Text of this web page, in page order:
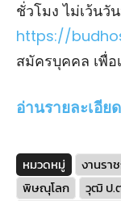
ชั่วโมง ไม่เว้นวั
https://
สมัครบุคคล เพื่อ
อ่านรายละเอี
หมวดหมู่ งานรา
พิษณุโลก
วุฒิ ป.